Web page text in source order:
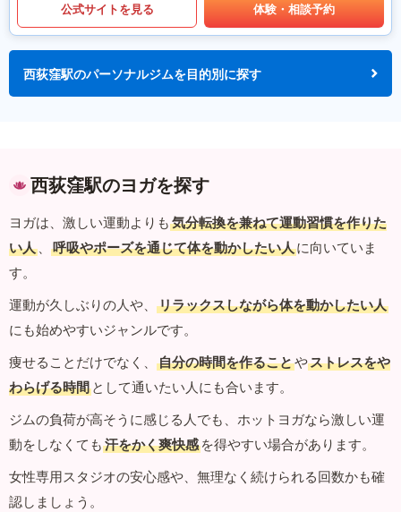
公式サイトを見る 体験・相談予約
西荻窪駅のパーソナルジムを目的別に探す
西荻窪駅のヨガを探す
ヨガは、激しい運動よりも 気分転換を兼ねて運動習慣を作りた
い人 、 呼吸やポーズを通じて体を動かしたい人に向いていま
す。
運動が久しぶりの人や、
リラックスしながら体を動かしたい人
にも始めやすいジャンルです。
痩せることだけでなく、
自分の時間を作ることやストレスをや
わらげる時間 として通いたい人にも合います。
ジムの負荷が高そうに感じる人でも、ホットヨガなら激しい運
動をしなくても 汗をかく爽快感 を得やすい場合があります。
女性専用スタジオの安心感や、無理なく続けられる回数かも確
認しましょう。